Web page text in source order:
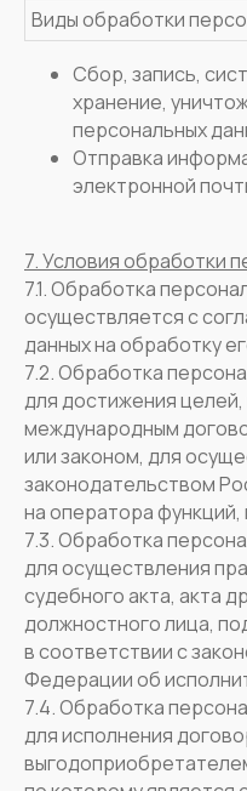
Виды обработки
Сбор, запись,
хранение,
персональных
Отправка
электронной
7. Условия обработки
7.1. Обработка
осуществляется с
данных на обработку
7.2. Обработка
для достижения
международным
или законом, для
законодательством
на оператора
7.3. Обработка
для осуществления
судебного акта, акта
должностного лица,
в соответствии с
Федерации об
7.4. Обработка
для исполнения